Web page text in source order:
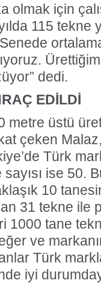
olmak için
115 tekne
dedi.
EDİLDİ
metre üstü
çeken
Türk
ise 50.
10
31 tekne ile
1000 tane
ve
Türk
iyi